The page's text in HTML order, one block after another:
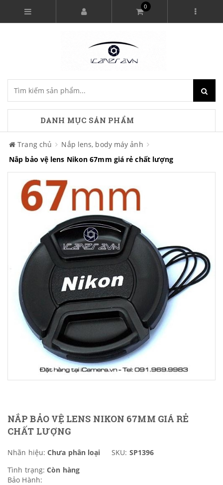
0
DANH MỤC SẢN PHẨM
Trang chủ
Nắp lens, body máy ảnh
Nắp bảo vệ lens Nikon 67mm giá rẻ chất lượng
NẮP BẢO VỆ LENS NIKON 67MM GIÁ RẺ
CHẤT LƯỢNG
Nhãn hiệu: Chưa phân loại SKU: SP1396
Tình trạng: Còn hàng
Bảo Hành: